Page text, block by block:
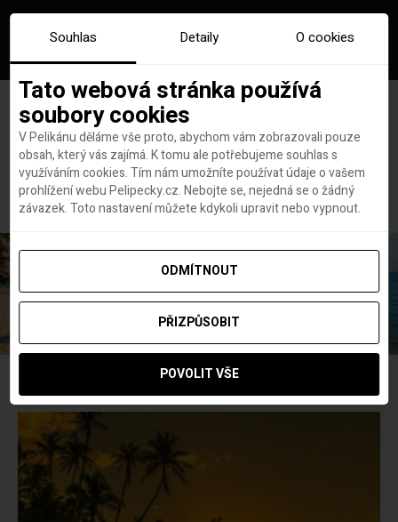
Hlavní stránka západ slunce
Štítek:západ slunce
Souhlas Detaily O cookies
Tato webová stránka používá
soubory cookies
V Pelikánu děláme vše proto, abychom vám zobrazovali pouze
obsah, který vás zajímá. K tomu ale potřebujeme souhlas s
využíváním cookies. Tím nám umožníte používat údaje o vašem
prohlížení webu Pelipecky.cz. Nebojte se, nejedná se o žádný
závazek. Toto nastavení můžete kdykoli upravit nebo vypnout.
ODMÍTNOUT
PŘIZPŮSOBIT
POVOLIT VŠE